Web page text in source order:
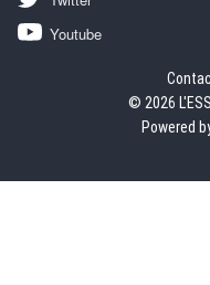
Youtube
© 2026
Powered